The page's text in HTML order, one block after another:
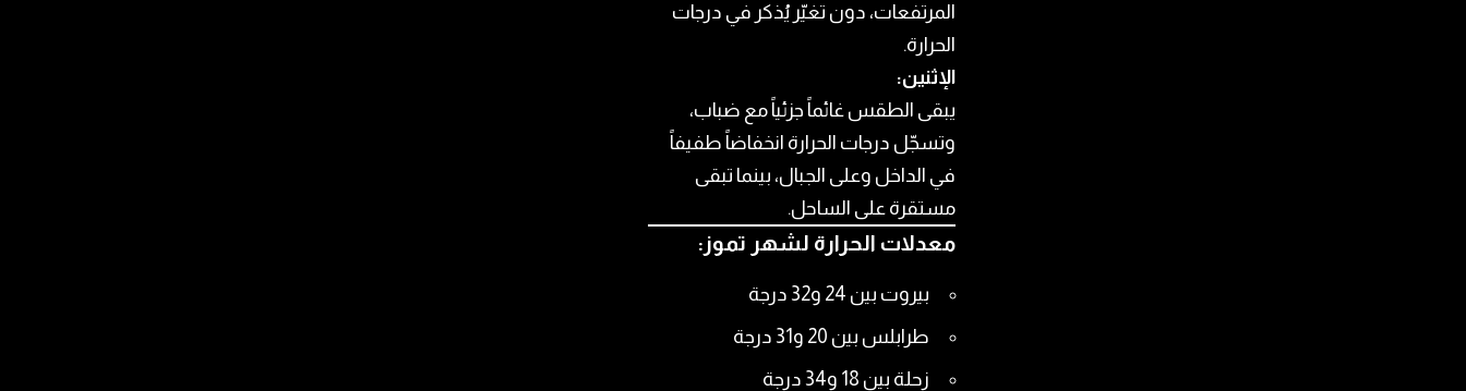
المرتفعات، دون تغيّر يُذكر في درجات
الحرارة.
الإثنين:
يبقى الطقس غائماً جزئياً مع ضباب،
وتسجّل درجات الحرارة انخفاضاً طفيفاً
في الداخل وعلى الجبال، بينما تبقى
مستقرة على الساحل.
معدلات الحرارة لشهر تموز :
بيروت بين 24 و32 درجة
طرابلس بين 20 و31 درجة
زحلة بين 18 و34 درجة